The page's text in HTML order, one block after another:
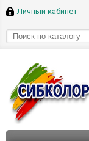
Личный кабинет